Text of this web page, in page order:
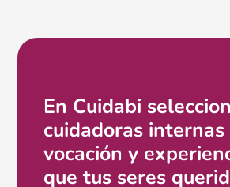
En Cuidabi
cuidadoras internas
vocación y
que tus seres